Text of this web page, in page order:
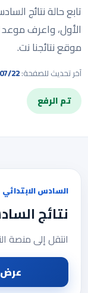
الأول، واعرف موعد
موقع نتائجنا نت.
آخر تحديث للصفحة:- 11:48
تم الرفع
السادس الابتدائي
نتائج
انتقل إلى منصة
عرض